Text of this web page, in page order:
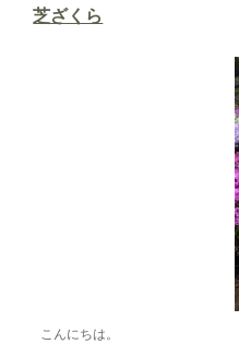
芝ざくら
こんにちは。